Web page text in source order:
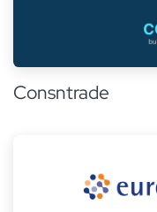
Consntrade